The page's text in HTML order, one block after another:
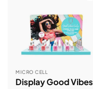
MICRO CELL
Display Good Vibes